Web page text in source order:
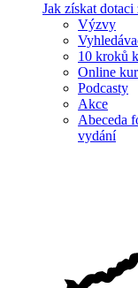
Jak získat
Výzvy
10 kroků
Online
Podcasty
Akce
Abeceda
vydání